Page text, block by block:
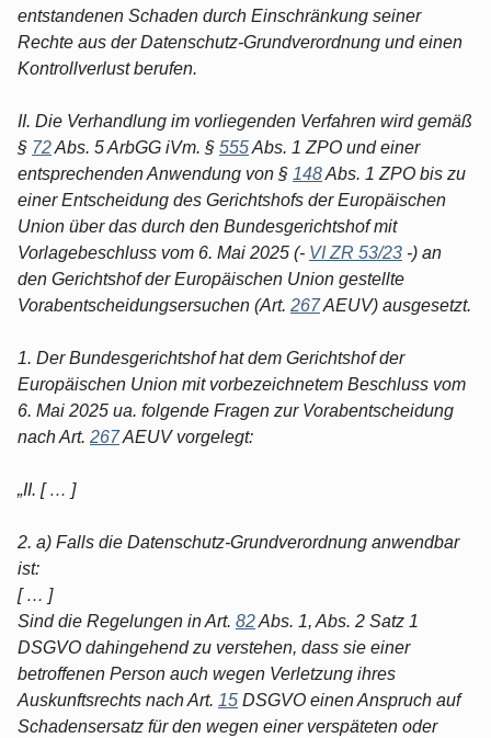
entstandenen Schaden durch Einschränkung seiner
Rechte aus der Datenschutz-Grundverordnung und einen
Kontrollverlust berufen.
II. Die Verhandlung im vorliegenden Verfahren wird gemäß
§ 72Abs. 5 ArbGG iVm. § 555Abs. 1 ZPO und einer
entsprechenden Anwendung von § 148Abs. 1 ZPO bis zu
einer Entscheidung des Gerichtshofs der Europäischen
Union über das durch den Bundesgerichtshof mit
Vorlagebeschluss vom 6. Mai 2025 (- VI ZR 53/23 -) an
den Gerichtshof der Europäischen Union gestellte
Vorabentscheidungsersuchen (Art. 267AEUV) ausgesetzt.
1. Der Bundesgerichtshof hat dem Gerichtshof der
Europäischen Union mit vorbezeichnetem Beschluss vom
6. Mai 2025 ua. folgende Fragen zur Vorabentscheidung
nach Art. 267AEUV vorgelegt:
„II. [ … ]
2. a) Falls die Datenschutz-Grundverordnung anwendbar
ist:
[ … ]
Sind die Regelungen in Art. 82Abs. 1, Abs. 2 Satz 1
DSGVO dahingehend zu verstehen, dass sie einer
betroffenen Person auch wegen Verletzung ihres
Auskunftsrechts nach Art. 15 DSGVO einen Anspruch auf
Schadensersatz für den wegen einer verspäteten oder